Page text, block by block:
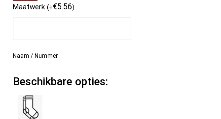
Maatwerk(+€5.56)
Naam / Nummer
Beschikbare opties: